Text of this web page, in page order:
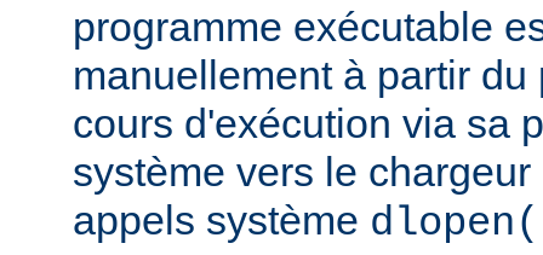
programme exécutable
manuellement à partir du
cours d'exécution via sa
système vers le
appels système